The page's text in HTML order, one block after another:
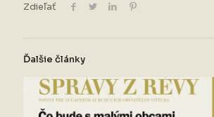
Zdieľať
Ďalšie články